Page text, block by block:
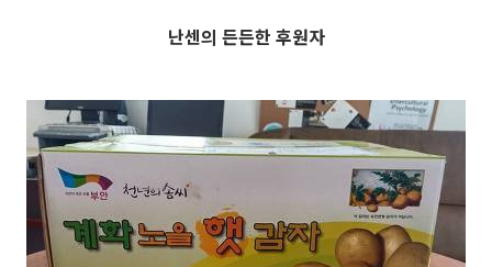
난센의 든든한 후원자